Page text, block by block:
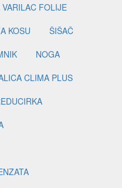
FOLIJE
KOSU
ŠIŠAČ
NOGA
CLIMA PLUS